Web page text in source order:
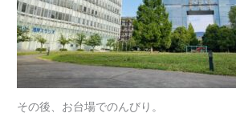
その後、お台場でのんびり。